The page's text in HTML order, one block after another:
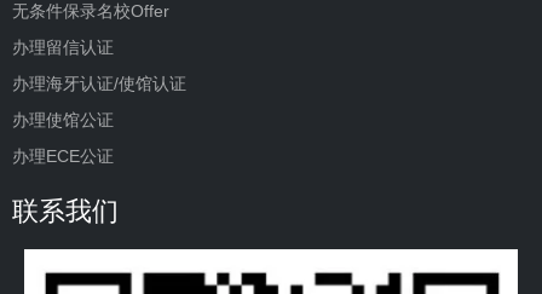
无条件保录名校Offer
办理留信认证
办理海牙认证/使馆认证
办理使馆公证
办理ECE公证
联系我们